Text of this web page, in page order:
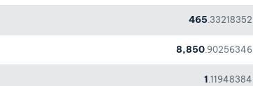
465.33218352
8,850.90256346
1.11948384